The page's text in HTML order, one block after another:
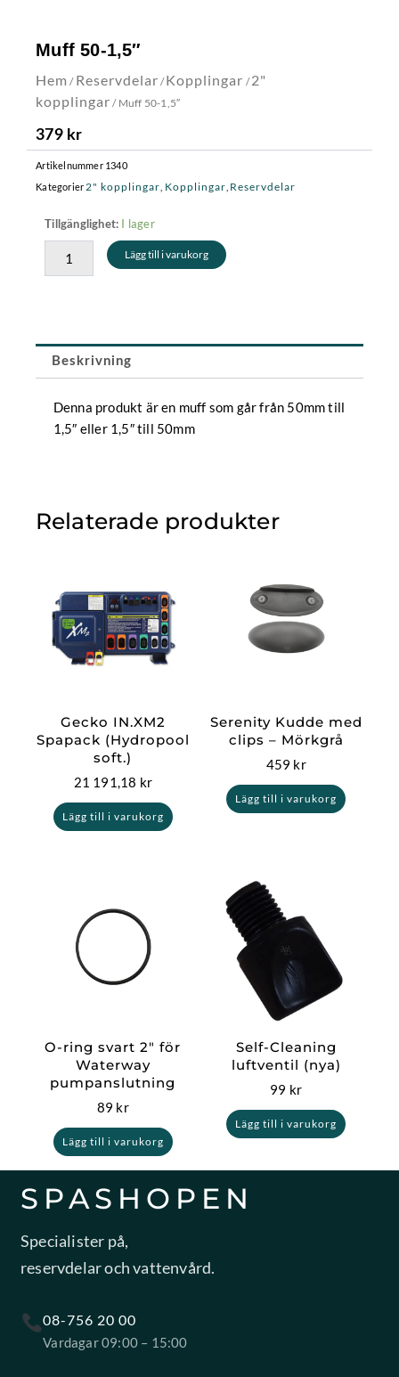
Muff 50-1,5″
Hem / Reservdelar /Kopplingar /2"
kopplingar / Muff 50-1,5″
379 kr
Artikelnummer 1340
Kategorier 2" kopplingar Kopplingar Reservdelar
Tillgänglighet: I lager
Muff
50-
1,5"
mängd
Lägg till i varukorg
Beskrivning
Denna produkt är en muff som går från 50mm till
1,5″ eller 1,5″ till 50mm
Relaterade produkter
Gecko IN.XM2
Spapack (Hydropool
soft.)
21 191,18 kr
Lägg till i varukorg
Serenity Kudde med
clips – Mörkgrå
459 kr
Lägg till i varukorg
O-ring svart 2″ för
Waterway
pumpanslutning
89 kr
Lägg till i varukorg
Self-Cleaning
luftventil (nya)
99 kr
Lägg till i varukorg
SPASHOPEN
Specialister på,
reservdelar och vattenvård.
08-756 20 00
Vardagar 09:00 – 15:00